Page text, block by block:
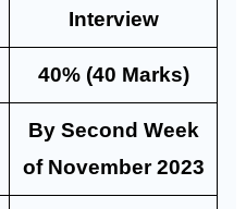
Interview
40% (40 Marks)
By Second Week
of November 2023